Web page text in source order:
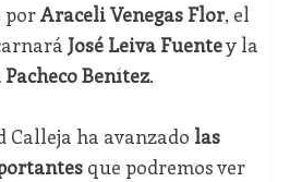
porAraceli Venegas Flor, el
José Leiva Fuentey la
Benítez.
Calleja ha avanzado las
que podremos ver